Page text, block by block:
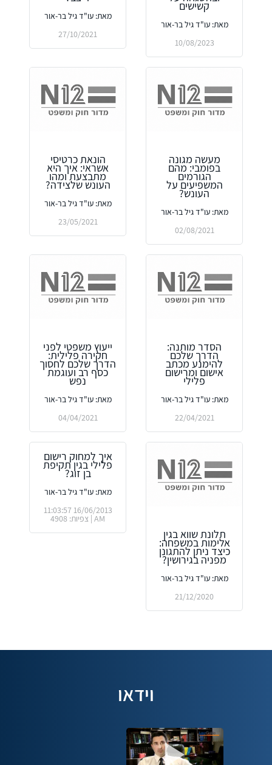
קשישים
מאת: עו"ד גיל בר-אור
10/08/2023
מאת: עו"ד גיל בר-אור
27/10/2021
מעשה מגונה
בפומבי: מהם
הגורמים
המשפיעים על
העונש?
מאת: עו"ד גיל בר-אור
02/08/2021
הונאת כרטיסי
אשראי: איך היא
מתבצעת ומהו
העונש שלצידה?
מאת: עו"ד גיל בר-אור
23/05/2021
הסדר מותנה:
הדרך שלכם
להימנע מכתב
אישום ומרישום
פלילי
מאת: עו"ד גיל בר-אור
22/04/2021
ייעוץ משפטי לפני
חקירה פלילית:
הדרך שלכם לחסוך
כסף רב ועוגמת
נפש
מאת: עו"ד גיל בר-אור
04/04/2021
תלונת שווא בגין
אלימות במשפחה:
כיצד ניתן להתגונן
מפניה בגירושין?
מאת: עו"ד גיל בר-אור
21/12/2020
איך למחוק רישום
פלילי בגין תקיפת
בן זוג?
מאת: עו"ד גיל בר-אור
16/06/2013 11:03:57
AM | צפיות: 4908
וידאו